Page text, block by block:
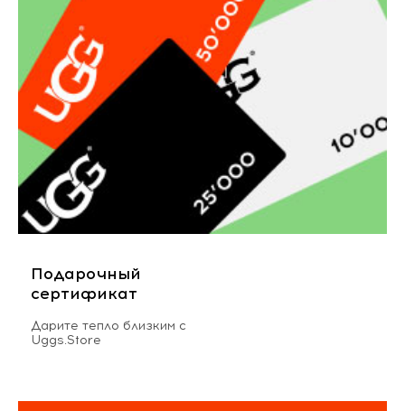
Подарочный
сертификат
Дарите тепло близким с
Uggs.Store